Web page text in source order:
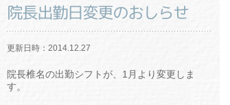
院長出勤日変更のおしらせ
更新日時：2014.12.27
院長椎名の出勤シフトが、1月より変更しま
す。